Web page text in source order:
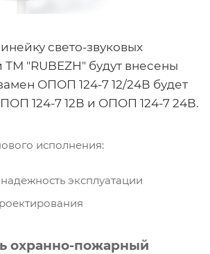
свето-звуковых
"RUBEZH" будут внесены
ОПОП 124-7 12/24В будет
124-7 12В и ОПОП 124-7 24В.
исполнения:
эксплуатации
охранно-пожарный